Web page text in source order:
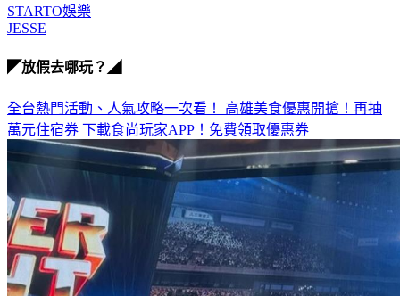
STARTO娛樂
JESSE
◤放假去哪玩？◢
全台熱門活動、人氣攻略一次看！ 高雄美食優惠開搶！再抽
萬元住宿券 下載食尚玩家APP！免費領取優惠券